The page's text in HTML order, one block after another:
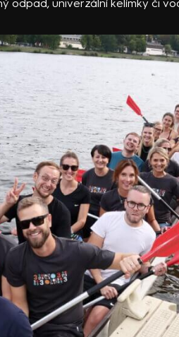
odpad, univerzální kelímky či